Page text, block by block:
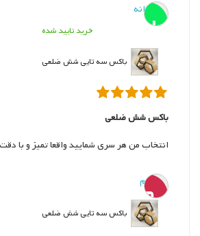
پ
پروانه
خرید تایید شده
باکس سه تایی شش ضلعی
باکس شش ضلعی
انتخاب من هر سری شمایید واقعا تمیز و با
م
مریم
باکس سه تایی شش ضلعی